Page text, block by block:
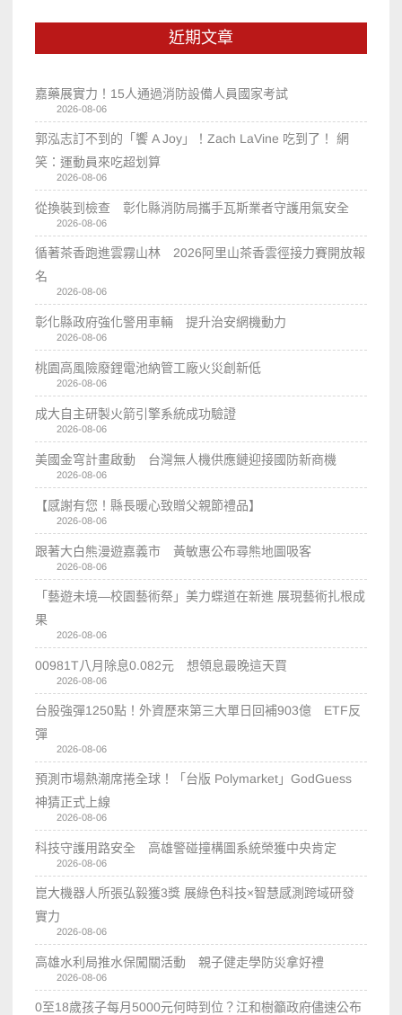
近期文章
嘉藥展實力！15人通過消防設備人員國家考試
2026-08-06
郭泓志訂不到的「饗 A Joy」！Zach LaVine 吃到了！ 網
笑：運動員來吃超划算
2026-08-06
從換裝到檢查 彰化縣消防局攜手瓦斯業者守護用氣安全
2026-08-06
循著茶香跑進雲霧山林 2026阿里山茶香雲徑接力賽開放報
名
2026-08-06
彰化縣政府強化警用車輛 提升治安網機動力
2026-08-06
桃園高風險廢鋰電池納管工廠火災創新低
2026-08-06
成大自主研製火箭引擎系統成功驗證
2026-08-06
美國金穹計畫啟動 台灣無人機供應鏈迎接國防新商機
2026-08-06
【感謝有您！縣長暖心致贈父親節禮品】
2026-08-06
跟著大白熊漫遊嘉義市 黃敏惠公布尋熊地圖吸客
2026-08-06
「藝遊未境—校園藝術祭」美力蝶道在新進 展現藝術扎根成
果
2026-08-06
00981T八月除息0.082元 想領息最晚這天買
2026-08-06
台股強彈1250點！外資歷來第三大單日回補903億 ETF反
彈
2026-08-06
預測市場熱潮席捲全球！「台版 Polymarket」GodGuess
神猜正式上線
2026-08-06
科技守護用路安全 高雄警碰撞構圖系統榮獲中央肯定
2026-08-06
崑大機器人所張弘毅獲3獎 展綠色科技×智慧感測跨域研發
實力
2026-08-06
高雄水利局推水保闖關活動 親子健走學防災拿好禮
2026-08-06
0至18歲孩子每月5000元何時到位？江和樹籲政府儘速公布